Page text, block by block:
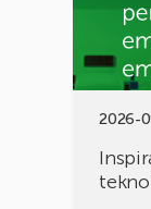
2026-
bokazioa
piztuz